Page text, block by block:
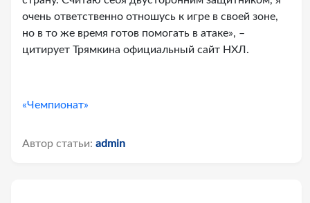
очень ответственно отношусь к игре в своей зоне,
но в то же время готов помогать в атаке», –
цитирует Трямкина официальный сайт НХЛ.
«Чемпионат»
Автор статьи: admin